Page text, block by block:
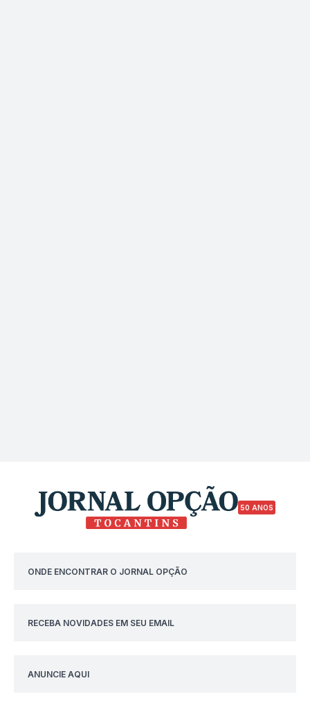
50 ANOS
ONDE ENCONTRAR O JORNAL OPÇÃO
RECEBA NOVIDADES EM SEU EMAIL
ANUNCIE AQUI